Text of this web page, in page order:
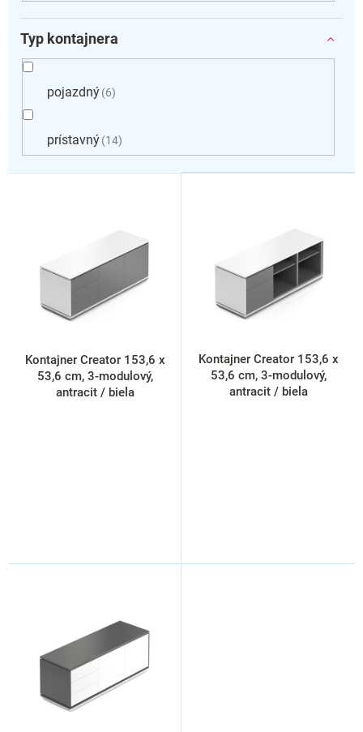
Typ kontajnera
pojazdný 6
prístavný 14
V
Kontajner Creator 153,6 x
53,6 cm, 3-modulový,
antracit / biela
Kontajner Creator 153,6 x
53,6 cm, 3-modulový,
antracit / biela